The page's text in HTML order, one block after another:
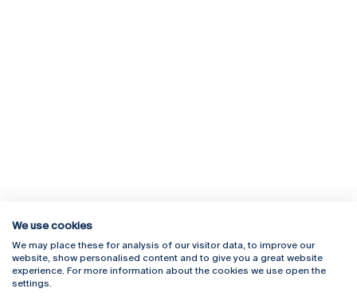
Rua Diogo Botelho 1327
4169-005 Porto
+351 226 196 240
Campus Online
Webmail
We use cookies
We may place these for analysis of our visitor data, to improve our
website, show personalised content and to give you a great website
experience. For more information about the cookies we use open the
settings.